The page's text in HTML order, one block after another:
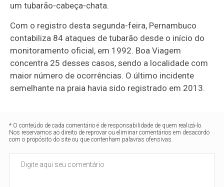
um tubarão-cabeça-chata.
Com o registro desta segunda-feira, Pernambuco
contabiliza 84 ataques de tubarão desde o início do
monitoramento oficial, em 1992. Boa Viagem
concentra 25 desses casos, sendo a localidade com
maior número de ocorrências. O último incidente
semelhante na praia havia sido registrado em 2013.
* O conteúdo de cada comentário é de responsabilidade de quem realizá-lo.
Nos reservamos ao direito de reprovar ou eliminar comentários em desacordo
com o propósito do site ou que contenham palavras ofensivas.